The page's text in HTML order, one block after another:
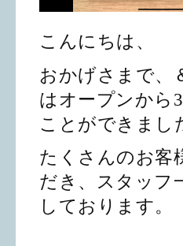
こんにちは、
おかげさまで、
はオープンから
ことができまし
たくさんのお客
だき、スタッフ
しております。